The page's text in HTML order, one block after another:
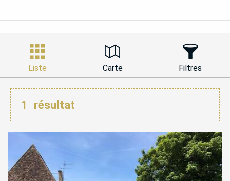
Liste Carte Filtres
1 résultat